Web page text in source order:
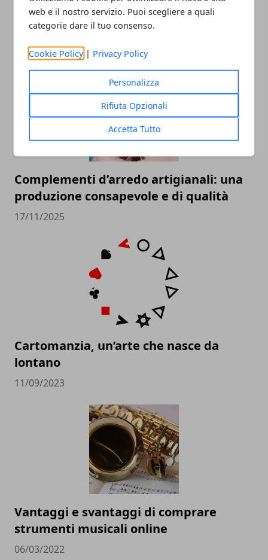
web e il nostro servizio. Puoi scegliere a quali
categorie dare il tuo consenso.
Cookie Policy | Privacy Policy
Personalizza
Rifiuta Opzionali
Accetta Tutto
ARTICOLI CORRELATI
Complementi d’arredo artigianali: una
produzione consapevole e di qualità
17/11/2025
Cartomanzia, un’arte che nasce da
lontano
11/09/2023
Vantaggi e svantaggi di comprare
strumenti musicali online
06/03/2022